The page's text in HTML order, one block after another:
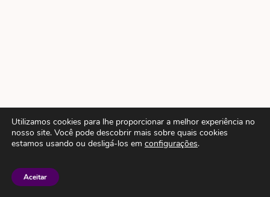
Utilizamos cookies para lhe proporcionar a melhor experiência no
nosso site. Você pode descobrir mais sobre quais cookies
estamos usando ou desligá-los em configurações.
Aceitar